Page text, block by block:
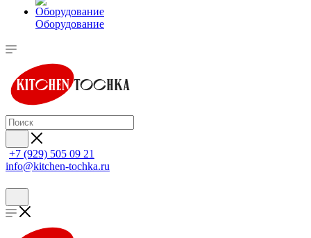
Оборудование
+7 (929) 505 09 21
info@kitchen-tochka.ru